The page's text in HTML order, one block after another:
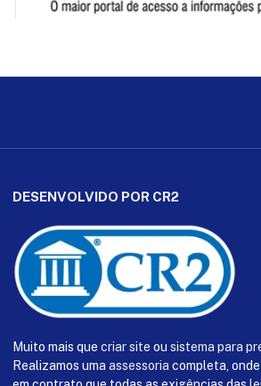
DESENVOLVIDO POR CR2
Muito mais que criar site ou sistema para
Realizamos uma assessoria completa,